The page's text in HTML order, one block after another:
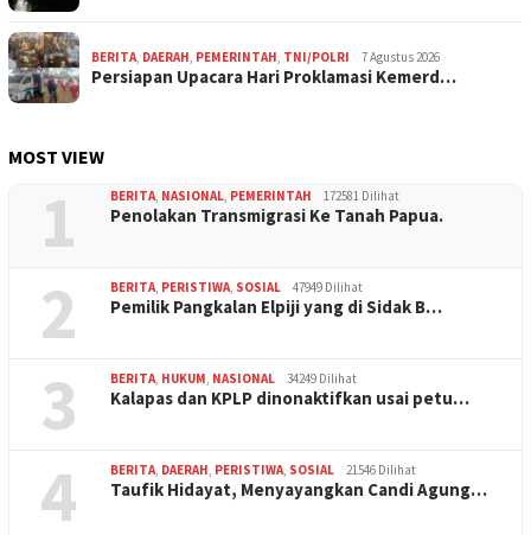
BERITA DAERAH PEMERINTAH TNI/POLRI 7 Agustus 2026
Persiapan Upacara Hari Proklamasi Kemerd…
MOST VIEW
1 BERITA NASIONAL PEMERINTAH 172581 Dilihat
Penolakan Transmigrasi Ke Tanah Papua.
2 BERITA PERISTIWA SOSIAL 47949 Dilihat
Pemilik Pangkalan Elpiji yang di Sidak B…
3 BERITA HUKUM NASIONAL 34249 Dilihat
Kalapas dan KPLP dinonaktifkan usai petu…
4 BERITA DAERAH PERISTIWA SOSIAL 21546 Dilihat
Taufik Hidayat, Menyayangkan Candi Agung…